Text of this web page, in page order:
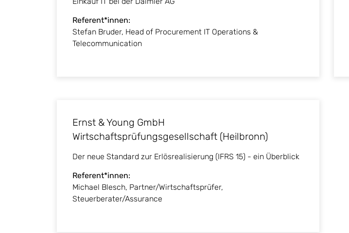
Referent*innen:
Stefan Bruder, Head of Procurement IT Operations &
Telecommunication
Ernst & Young GmbH
Wirtschaftsprüfungsgesellschaft (Heilbronn)
Der neue Standard zur Erlösrealisierung (IFRS 15) - ein Überblick
Referent*innen:
Michael Blesch, Partner/Wirtschaftsprüfer,
Steuerberater/Assurance